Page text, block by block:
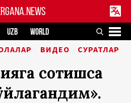
UZB WORLD
ВИДЕО СУРАТЛАР
сотишса